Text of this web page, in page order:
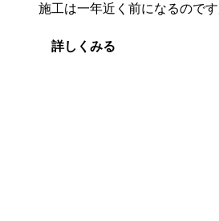
施工は一年近く前になるので
詳しくみる